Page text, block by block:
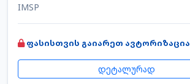
IMSP
ფასისთვის გაიარეთ ავტორიზაცია
დეტალურად